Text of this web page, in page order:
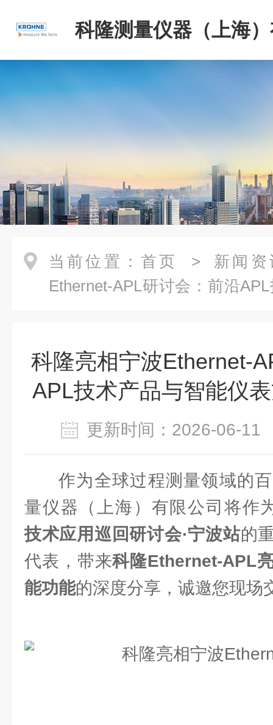
科隆测量仪器（上海
司
当前位置： 首页 > 新闻资
Ethernet-APL研讨会：前沿
科隆亮相宁波Ethernet-
APL技术产品与智能仪
更新时间：2026-06-
作为全球过程测量领域的
量仪器（上海）有限公司将作
技术应用巡回研讨会·宁波站的
代表，带来科隆Ethernet-APL
能功能的深度分享，诚邀您现场